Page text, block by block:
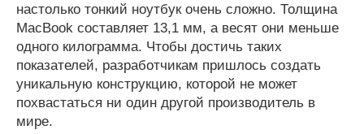
настолько тонкий ноутбук очень сложно. Толщина
MacBook составляет 13,1 мм, а весят они меньше
одного килограмма. Чтобы достичь таких
показателей, разработчикам пришлось создать
уникальную конструкцию, которой не может
похвастаться ни один другой производитель в
мире.